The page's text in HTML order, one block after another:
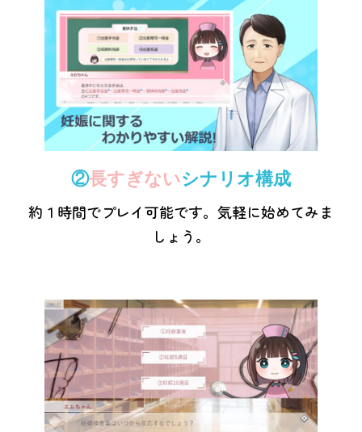
②長すぎないシナリオ構成
約１時間でプレイ可能です。気軽に始めてみま
しょう。